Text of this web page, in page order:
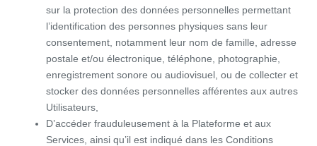
sur la protection des données personnelles permettant
l’identification des personnes physiques sans leur
consentement, notamment leur nom de famille, adresse
postale et/ou électronique, téléphone, photographie,
enregistrement sonore ou audiovisuel, ou de collecter et
stocker des données personnelles afférentes aux autres
Utilisateurs,
D’accéder frauduleusement à la Plateforme et aux
Services, ainsi qu’il est indiqué dans les Conditions